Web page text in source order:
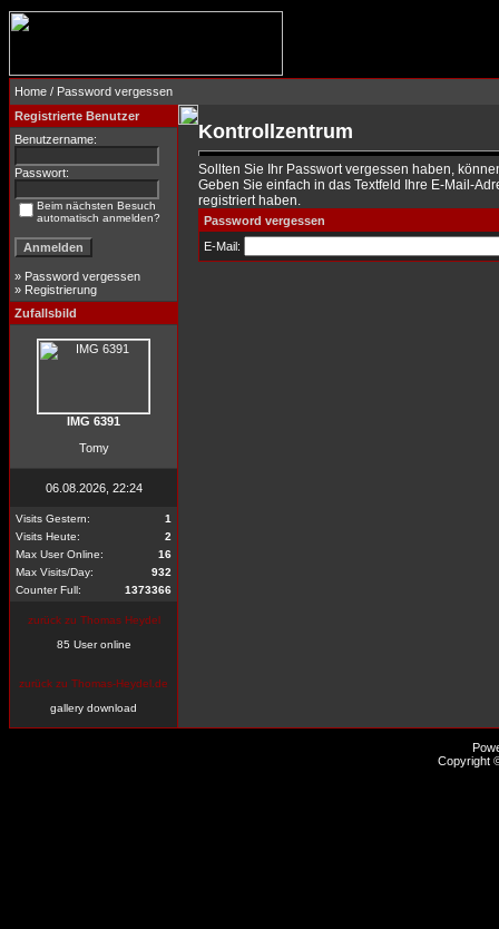
Home / Password vergessen
Registrierte Benutzer
Benutzername:
Passwort:
Beim nächsten Besuch
automatisch anmelden?
» Password vergessen
» Registrierung
Zufallsbild
IMG 6391
Tomy
06.08.2026, 22:24
Visits Gestern:
1
Visits Heute:
2
Max User Online:
16
Max Visits/Day:
932
Counter Full:
1373366
zurück zu Thomas Heydel
85 User online
zurück zu Thomas-Heydel.de
gallery download
Kontrollzentrum
Sollten Sie Ihr Passwort vergessen haben,
Geben Sie einfach in das Textfeld Ihre E-Mail-
registriert haben.
Password vergessen
E-Mail:
Copyright